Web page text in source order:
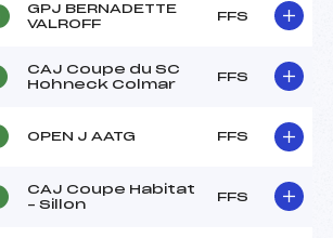
GPJ BERNADETTE
VALROFF
FFS
CAJ Coupe du SC
Hohneck Colmar
FFS
OPEN J AATG FFS
CAJ Coupe Habitat
– Sillon
FFS